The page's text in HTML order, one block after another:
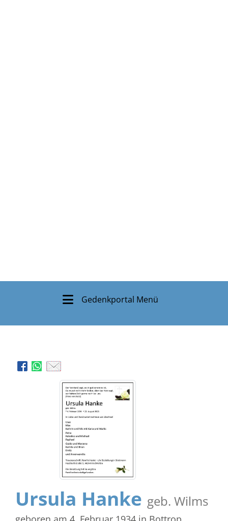
Gedenkportal Menü
Ursula Hanke geb. Wilms